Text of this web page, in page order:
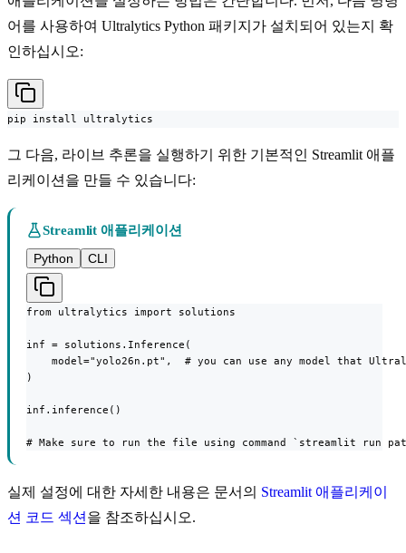
어를 사용하여 Ultralytics Python 패키지가 설치되어 있는지 확
인하십시오:
pip install ultralytics
그 다음, 라이브 추론을 실행하기 위한 기본적인 Streamlit 애플
리케이션을 만들 수 있습니다:
Streamlit 애플리케이션
Python
CLI
from ultralytics import solutions
inf = solutions.Inference(
model="yolo26n.pt",  # you can use any model that
)
inf.inference()
# Make sure to run the file using command `streamlit run
실제 설정에 대한 자세한 내용은 문서의 Streamlit 애플리케이
션 코드 섹션 을 참조하십시오.